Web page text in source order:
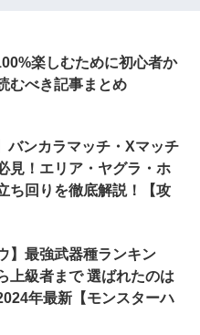
楽しむために初心者か
むべき記事まとめ
バンカラマッチ・Xマッチ
見！エリア・ヤグラ・ホ
ち回りを徹底解説！【攻
】最強武器種ランキン
級者まで 選ばれたのは
年最新【モンスターハ